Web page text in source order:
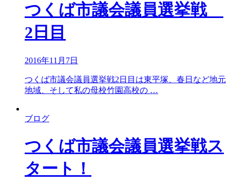
つくば市議会議員選挙戦
2日目
2016年11月7日
つくば市議会議員選挙戦2日目は東平塚、春日など地元
地域、そして私の母校竹園高校の …
ブログ
つくば市議会議員選挙戦ス
タート！